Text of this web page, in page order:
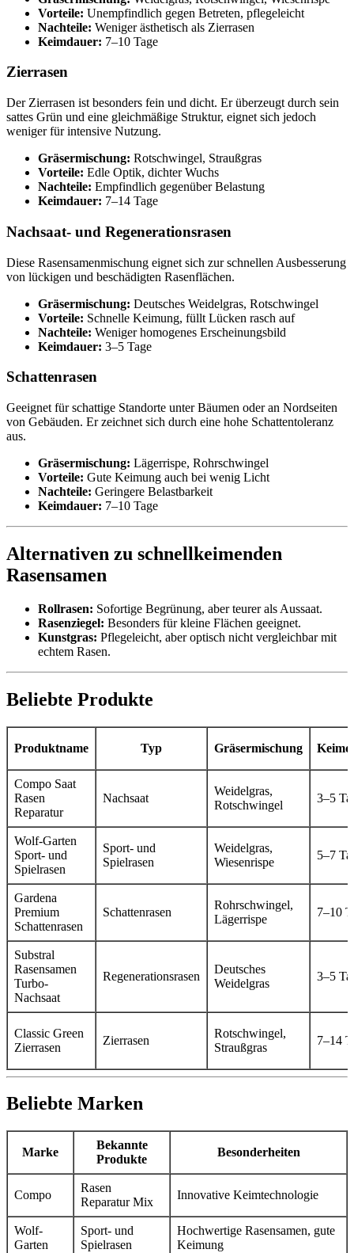
Vorteile: Unempfindlich gegen Betreten, pflegeleicht
Nachteile: Weniger ästhetisch als Zierrasen
Keimdauer: 7–10 Tage
Zierrasen
Der Zierrasen ist besonders fein und dicht. Er überzeugt durch sein
sattes Grün und eine gleichmäßige Struktur, eignet sich jedoch
weniger für intensive Nutzung.
Gräsermischung: Rotschwingel, Straußgras
Vorteile: Edle Optik, dichter Wuchs
Nachteile: Empfindlich gegenüber Belastung
Keimdauer: 7–14 Tage
Nachsaat- und Regenerationsrasen
Diese Rasensamenmischung eignet sich zur schnellen Ausbesserung
von lückigen und beschädigten Rasenflächen.
Gräsermischung: Deutsches Weidelgras, Rotschwingel
Vorteile: Schnelle Keimung, füllt Lücken rasch auf
Nachteile: Weniger homogenes Erscheinungsbild
Keimdauer: 3–5 Tage
Schattenrasen
Geeignet für schattige Standorte unter Bäumen oder an Nordseiten
von Gebäuden. Er zeichnet sich durch eine hohe Schattentoleranz
aus.
Gräsermischung: Lägerrispe, Rohrschwingel
Vorteile: Gute Keimung auch bei wenig Licht
Nachteile: Geringere Belastbarkeit
Keimdauer: 7–10 Tage
Alternativen zu schnellkeimenden
Rasensamen
Rollrasen: Sofortige Begrünung, aber teurer als Aussaat.
Rasenziegel: Besonders für kleine Flächen geeignet.
Kunstgras: Pflegeleicht, aber optisch nicht vergleichbar mit
echtem Rasen.
Beliebte Produkte
Produktname Typ Gräsermischung
Compo Saat
Rasen
Reparatur
Nachsaat
Weidelgras,
Rotschwingel
3–5
Wolf-Garten
Sport- und
Spielrasen
Sport- und
Spielrasen
Weidelgras,
Wiesenrispe
5–7
Gardena
Premium
Schattenrasen
Schattenrasen
Rohrschwingel,
Lägerrispe
7–10
Substral
Rasensamen
Turbo-
Nachsaat
Regenerationsrasen
Deutsches
Weidelgras
3–5
Classic Green
Zierrasen
Zierrasen
Rotschwingel,
Straußgras
7–14
Beliebte Marken
Marke
Bekannte
Produkte
Besonderheiten
Compo
Rasen
Reparatur Mix
Innovative Keimtechnologie
Wolf-
Garten
Sport- und
Spielrasen
Hochwertige Rasensamen, gute
Keimung